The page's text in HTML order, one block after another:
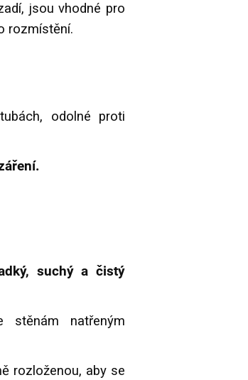
jsou vhodné pro
rozmístění.
odolné proti
suchý a čistý
stěnám natřeným
rozloženou, aby se